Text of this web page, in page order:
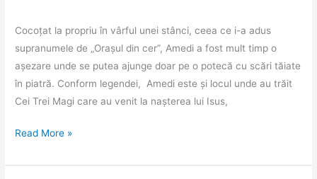
Cocoțat la propriu în vârful unei stânci, ceea ce i-a adus
supranumele de „Orașul din cer”, Amedi a fost mult timp o
așezare unde se putea ajunge doar pe o potecă cu scări tăiate
în piatră. Conform legendei, Amedi este și locul unde au trăit
Cei Trei Magi care au venit la nașterea lui Isus,
Amedi,
din
Read More »